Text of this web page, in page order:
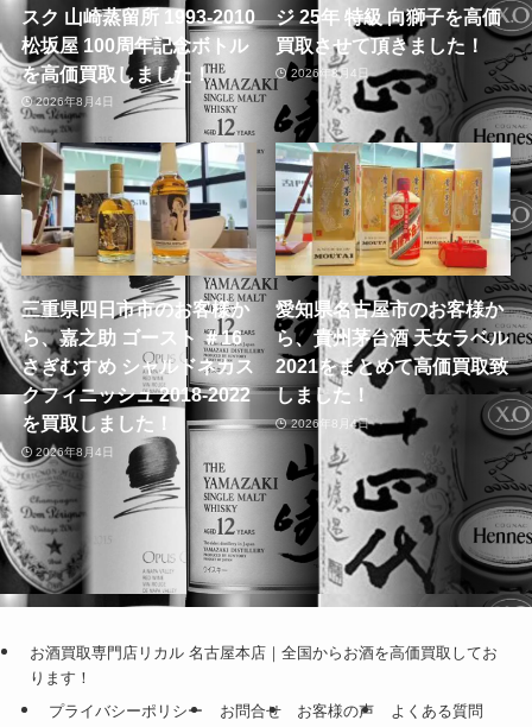
スク 山崎蒸留所 1993-2010
松坂屋 100周年記念ボトル
を高価買取しました！
2026年8月4日
ジ 25年 特級 向獅子を高価
買取させて頂きました！
2026年8月4日
三重県四日市市のお客様か
ら、嘉之助 ゴースト ＃16
さぎむすめ シャルドネカス
クフィニッシュ 2018-2022
を買取しました！
2026年8月4日
愛知県名古屋市のお客様か
ら、貴州茅台酒 天女ラベル
2021をまとめて高価買取致
しました！
2026年8月4日
お酒買取専門店リカル 名古屋本店｜全国からお酒を高価買取してお
ります！
プライバシーポリシー
お問合せ お客様の声 よくある質問